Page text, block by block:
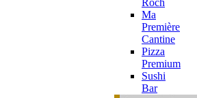
Roch
Ma
Première
Cantine
Pizza
Premium
Sushi
Bar